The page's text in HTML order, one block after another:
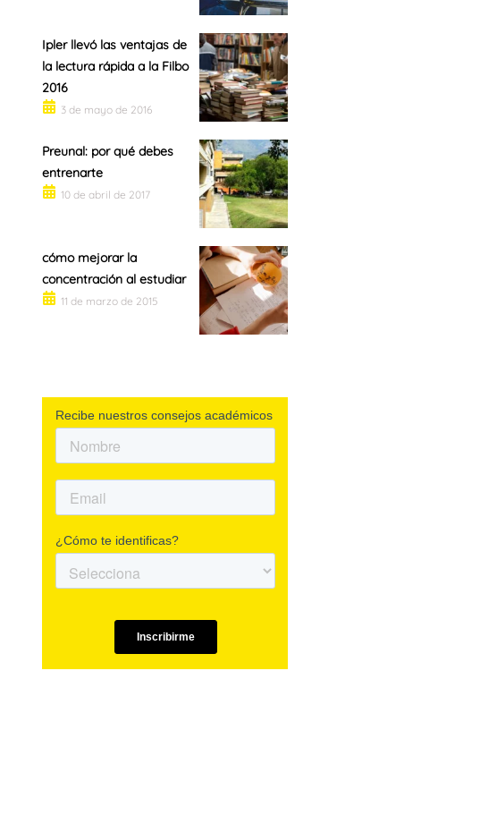
Ipler llevó las ventajas de
la lectura rápida a la Filbo
2016
3 de mayo de 2016
Preunal: por qué debes
entrenarte
10 de abril de 2017
cómo mejorar la
concentración al estudiar
11 de marzo de 2015